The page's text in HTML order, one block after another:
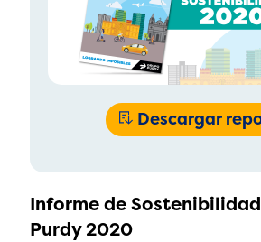
Descargar
Informe de
Purdy 2020